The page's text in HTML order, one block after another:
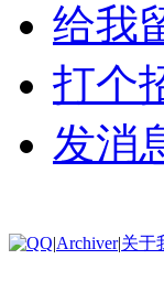
给我
打个
发消
|Archiver|关于